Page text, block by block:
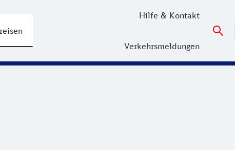
Hilfe & Kontakt
Verkehrsmeldungen